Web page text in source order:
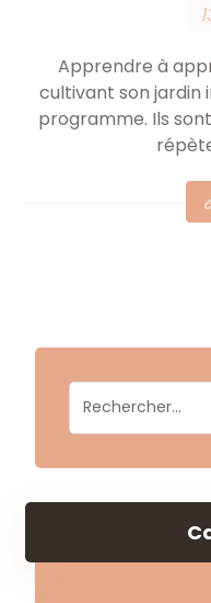
Apprendre à
cultivant son jardin
programme. Ils